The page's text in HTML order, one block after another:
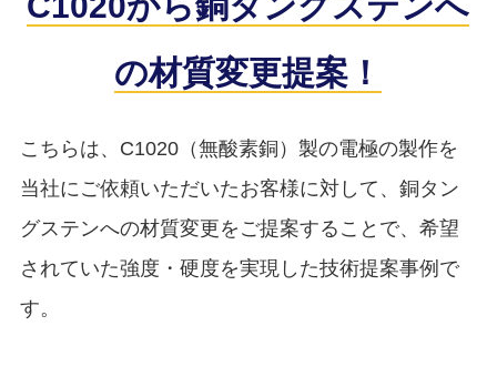
の材質変更提案！
こちらは、C1020（無酸素銅）製の電極の製作を
当社にご依頼いただいたお客様に対して、銅タン
グステンへの材質変更をご提案することで、希望
されていた強度・硬度を実現した技術提案事例で
す。